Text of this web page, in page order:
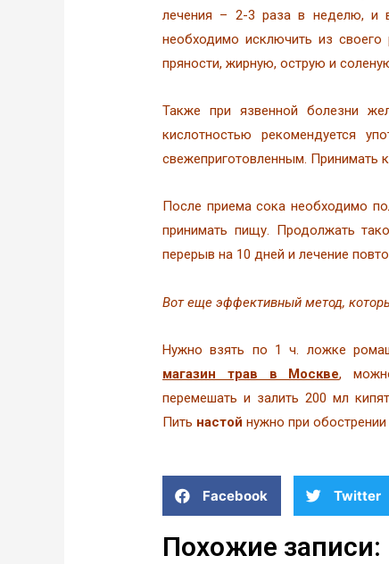
лечения – 2-3 раза в неделю, и
необходимо исключить из
пряности, жирную, острую и
Также при язвенной болезни
кислотностью рекомендуется
свежеприготовленным. Принимать
После приема сока необходимо
принимать пищу. Продолжать
перерыв на 10 дней и лечение
Вот еще эффективный метод,
Нужно взять по 1 ч. ложке
магазин трав в Москве,
перемешать и залить 200 мл
Пить настойнужно при
Facebook Twitter
Похожие записи: